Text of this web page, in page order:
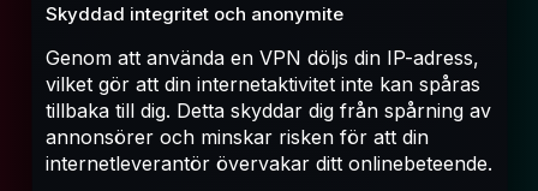
Skyddad integritet och anonymite
Genom att använda en VPN döljs din IP-adress,
vilket gör att din internetaktivitet inte kan spåras
tillbaka till dig. Detta skyddar dig från spårning av
annonsörer och minskar risken för att din
internetleverantör övervakar ditt onlinebeteende.